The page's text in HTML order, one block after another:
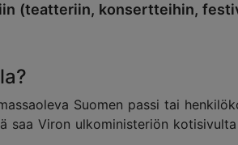
(teatteriin, konsertteihin,
Suomen passi tai
saa Viron ulkoministeriön kotisivulta